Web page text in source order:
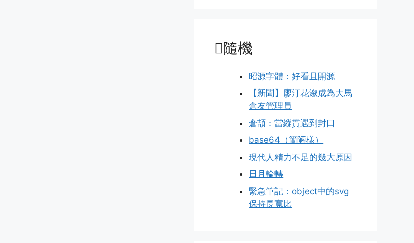
隨機
昭源字體：好看且開源
【新聞】廖汀花溆成為大馬
倉友管理員
倉頡：當縱貫遇到封口
base64（簡陋樣）
現代人精力不足的幾大原因
日月輪轉
緊急筆記：object中的svg
保持長寬比